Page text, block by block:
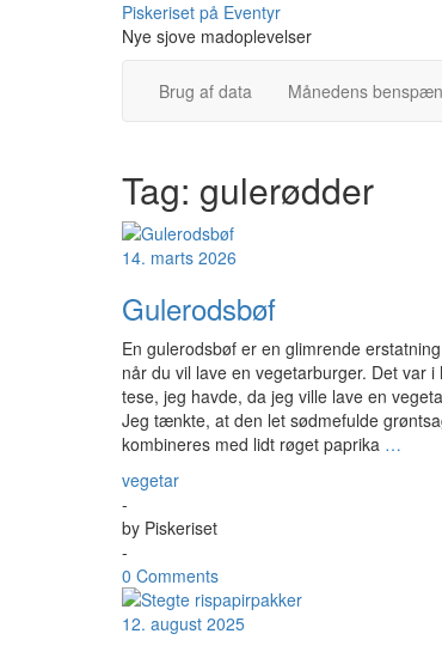
Piskeriset på Eventyr
Nye sjove madoplevelser
Brug af data Månedens
Tag: gulerødder
14. marts 2026
Gulerodsbøf
En gulerodsbøf er en glimrende
når du vil lave en vegetarburger. Det var i
tese, jeg havde, da jeg ville lave en
Jeg tænkte, at den let sødmefulde
kombineres med lidt røget paprika …
vegetar
-
by Piskeriset
-
0 Comments
12. august 2025